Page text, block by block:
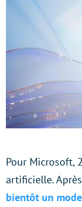
Pour Microsoft,
artificielle.
bientôt un